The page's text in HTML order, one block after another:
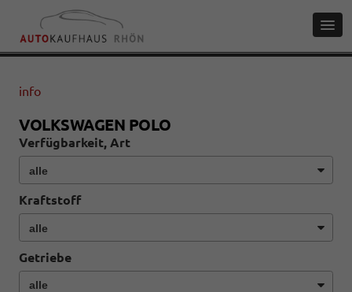
info
VOLKSWAGEN POLO
Verfügbarkeit, Art
Kraftstoff
Getriebe